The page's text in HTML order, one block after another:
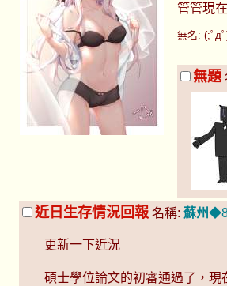
管管現
無名: (;ﾟд
無題
近日生存情況回報 名稱: 蘇州
更新一下近況
碩士學位論文的初審通過了，現